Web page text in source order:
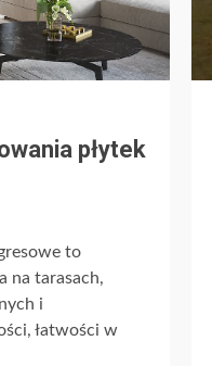
płytek
to
na tarasach,
i
łatwości w